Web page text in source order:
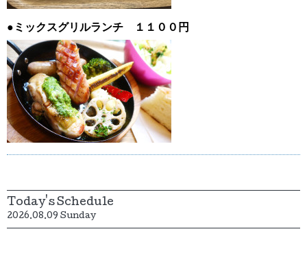
●ミックスグリルランチ １１００円
Today's Schedule
2026.08.09 Sunday